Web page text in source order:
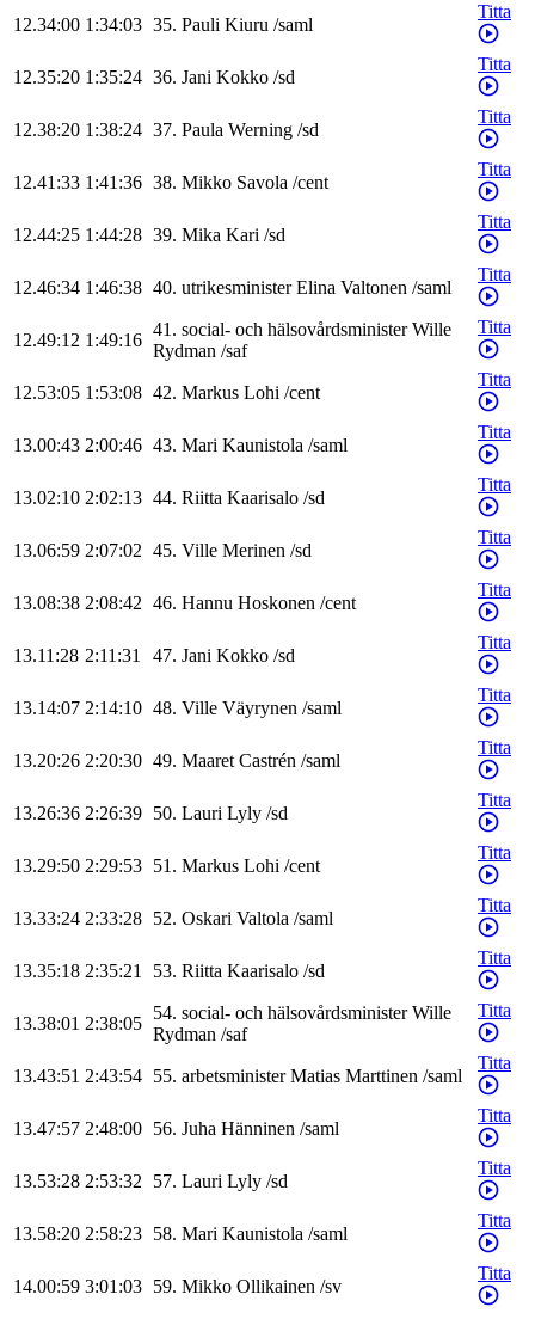
12.34:00 1:34:03 35. Pauli Kiuru /saml
Titta
12.35:20 1:35:24 36. Jani Kokko /sd
Titta
12.38:20 1:38:24 37. Paula Werning /sd
Titta
12.41:33 1:41:36 38. Mikko Savola /cent
Titta
12.44:25 1:44:28 39. Mika Kari /sd
Titta
12.46:34 1:46:38 40. utrikesminister Elina Valtonen /saml
Titta
12.49:12 1:49:16
41. social- och hälsovårdsminister Wille
Rydman /saf
Titta
12.53:05 1:53:08 42. Markus Lohi /cent
Titta
13.00:43 2:00:46 43. Mari Kaunistola /saml
Titta
13.02:10 2:02:13 44. Riitta Kaarisalo /sd
Titta
13.06:59 2:07:02 45. Ville Merinen /sd
Titta
13.08:38 2:08:42 46. Hannu Hoskonen /cent
Titta
13.11:28 2:11:31 47. Jani Kokko /sd
Titta
13.14:07 2:14:10 48. Ville Väyrynen /saml
Titta
13.20:26 2:20:30 49. Maaret Castrén /saml
Titta
13.26:36 2:26:39 50. Lauri Lyly /sd
Titta
13.29:50 2:29:53 51. Markus Lohi /cent
Titta
13.33:24 2:33:28 52. Oskari Valtola /saml
Titta
13.35:18 2:35:21 53. Riitta Kaarisalo /sd
Titta
13.38:01 2:38:05
54. social- och hälsovårdsminister Wille
Rydman /saf
Titta
13.43:51 2:43:54 55. arbetsminister Matias Marttinen /saml
Titta
13.47:57 2:48:00 56. Juha Hänninen /saml
Titta
13.53:28 2:53:32 57. Lauri Lyly /sd
Titta
13.58:20 2:58:23 58. Mari Kaunistola /saml
Titta
14.00:59 3:01:03 59. Mikko Ollikainen /sv
Titta